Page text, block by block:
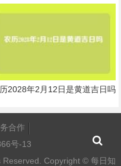
2028年2月12日是黄道吉日吗
合作
号-13
Reserved. Copyright © 每日知